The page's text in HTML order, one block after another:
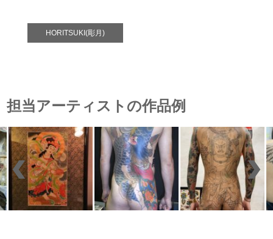
HORITSUKI(彫月)
担当アーティストの作品例